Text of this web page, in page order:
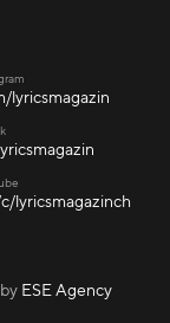
lyricsmagazin
lyricsmagazinch
ESE Agency